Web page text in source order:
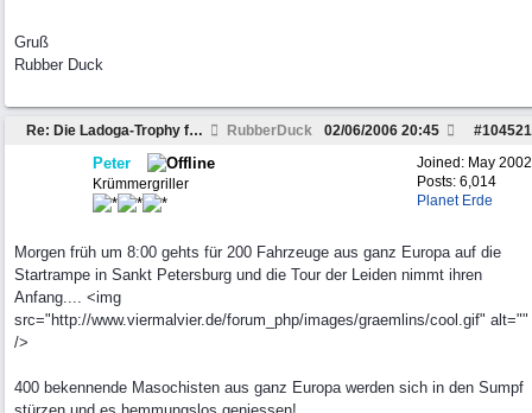
Gruß
Rubber Duck
Re: Die Ladoga-Trophy für offroadferrückte?? RubberDuck #104521
02/06/2006 20:45
Joined: May 2002
Posts: 6,014
Planet Erde
Peter
Krümmergriller
Morgen früh um 8:00 gehts für 200 Fahrzeuge aus ganz Europa auf die
Startrampe in Sankt Petersburg und die Tour der Leiden nimmt ihren
Anfang.... <img
src="http://www.viermalvier.de/forum_php/images/graemlins/cool.gif" alt=""
/>
400 bekennende Masochisten aus ganz Europa werden sich in den Sumpf